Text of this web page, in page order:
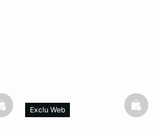
basketfullExclu Web